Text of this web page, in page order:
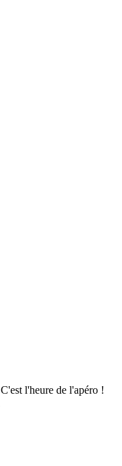
C'est l'heure de l'apéro !